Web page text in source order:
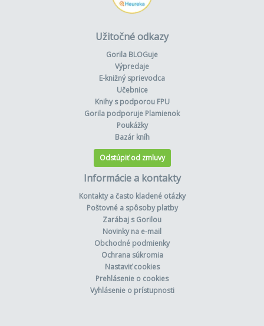
Užitočné odkazy
Gorila BLOGuje
Výpredaje
E-knižný sprievodca
Učebnice
Knihy s podporou FPU
Gorila podporuje Plamienok
Poukážky
Bazár kníh
Odstúpiť od zmluvy
Informácie a kontakty
Kontakty a často kladené otázky
Poštovné a spôsoby platby
Zarábaj s Gorilou
Novinky na e-mail
Obchodné podmienky
Ochrana súkromia
Nastaviť cookies
Prehlásenie o cookies
Vyhlásenie o prístupnosti